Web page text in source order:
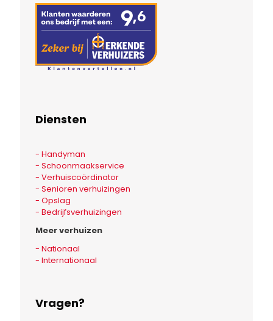
Diensten
- Handyman
- Schoonmaakservice
- Verhuiscoördinator
- Senioren verhuizingen
- Opslag
- Bedrijfsverhuizingen
Meer verhuizen
- Nationaal
- Internationaal
Vragen?